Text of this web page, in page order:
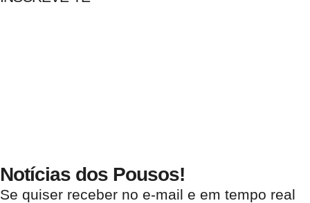
Notícias dos Pousos!
Se quiser receber no e-mail e em tempo real